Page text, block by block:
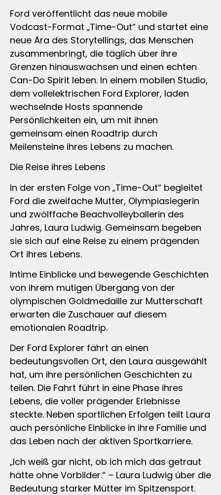
Ford veröffentlicht das neue mobile
Vodcast-Format „Time-Out“ und startet eine
neue Ära des Storytellings, das Menschen
zusammenbringt, die täglich über ihre
Grenzen hinauswachsen und einen echten
Can-Do Spirit leben. In einem mobilen Studio,
dem vollelektrischen Ford Explorer, laden
wechselnde Hosts spannende
Persönlichkeiten ein, um mit ihnen
gemeinsam einen Roadtrip durch
Meilensteine ihres Lebens zu machen.
Die Reise ihres Lebens
In der ersten Folge von „Time-Out“ begleitet
Ford die zweifache Mutter, Olympiasiegerin
und zwölffache Beachvolleyballerin des
Jahres, Laura Ludwig. Gemeinsam begeben
sie sich auf eine Reise zu einem prägenden
Ort ihres Lebens.
Intime Einblicke und bewegende Geschichten
von ihrem mutigen Übergang von der
olympischen Goldmedaille zur Mutterschaft
erwarten die Zuschauer auf diesem
emotionalen Roadtrip.
Der Ford Explorer fährt an einen
bedeutungsvollen Ort, den Laura ausgewählt
hat, um ihre persönlichen Geschichten zu
teilen. Die Fahrt führt in eine Phase ihres
Lebens, die voller prägender Erlebnisse
steckte. Neben sportlichen Erfolgen teilt Laura
auch persönliche Einblicke in ihre Familie und
das Leben nach der aktiven Sportkarriere.
„Ich weiß gar nicht, ob ich mich das getraut
hätte ohne Vorbilder.“ – Laura Ludwig über die
Bedeutung starker Mütter im Spitzensport.